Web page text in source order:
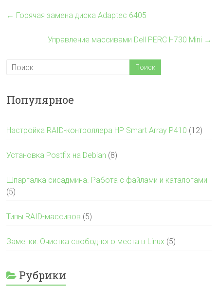
← Горячая замена диска Adaptec 6405
Управление массивами Dell PERC H730 Mini →
Популярное
Настройка RAID-контроллера HP Smart Array P410 (12)
Установка Postfix на Debian (8)
Шпаргалка сисадмина. Работа с файлами и каталогами
(5)
Типы RAID-массивов (5)
Заметки: Очистка свободного места в Linux (5)
Рубрики